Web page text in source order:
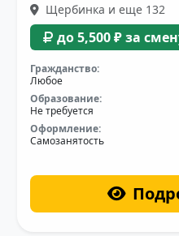
Щербинка и еще 132
до 5,500 ₽ за
Гражданство:
Любое
Образование:
Не требуется
Оформление:
Самозанятость